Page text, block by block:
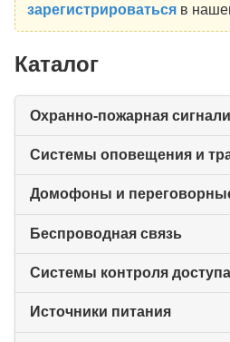
зарегистрироватьсяв
Каталог
Охранно-пожарная
Системы оповещения и
Домофоны и
Беспроводная связь
Системы контроля доступа
Источники питания